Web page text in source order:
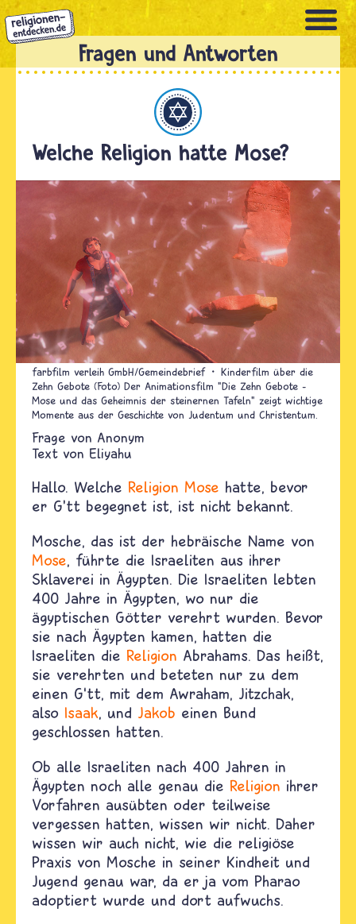
Direkt
zum
Inhalt
Welche Religion hatte Mose?
farbfilm verleih GmbH/Gemeindebrief
Kinderfilm über die
Zehn Gebote (Foto) Der Animationsfilm "Die Zehn Gebote –
Mose und das Geheimnis der steinernen Tafeln" zeigt wichtige
Momente aus der Geschichte von Judentum und Christentum.
Anonym
Text von Eliyahu
Hallo. Welche Religion Mose hatte, bevor
er G'tt begegnet ist, ist nicht bekannt.
Mosche, das ist der hebräische Name von
Mose, führte die Israeliten aus ihrer
Sklaverei in Ägypten. Die Israeliten lebten
400 Jahre in Ägypten, wo nur die
ägyptischen Götter verehrt wurden. Bevor
sie nach Ägypten kamen, hatten die
Israeliten die Religion Abrahams. Das heißt,
sie verehrten und beteten nur zu dem
einen G‘tt, mit dem Awraham, Jitzchak,
also Isaak, und Jakob einen Bund
geschlossen hatten.
Ob alle Israeliten nach 400 Jahren in
Ägypten noch alle genau die Religion ihrer
Vorfahren ausübten oder teilweise
vergessen hatten, wissen wir nicht. Daher
wissen wir auch nicht, wie die religiöse
Praxis von Mosche in seiner Kindheit und
Jugend genau war, da er ja vom Pharao
adoptiert wurde und dort aufwuchs.